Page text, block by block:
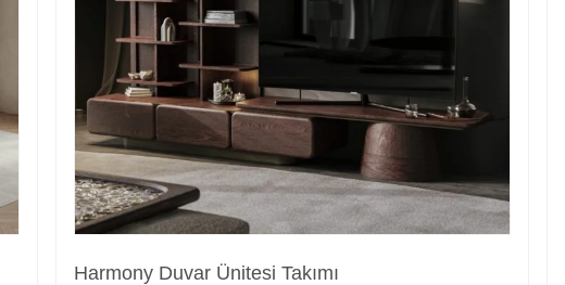
Harmony Duvar Ünitesi Takımı